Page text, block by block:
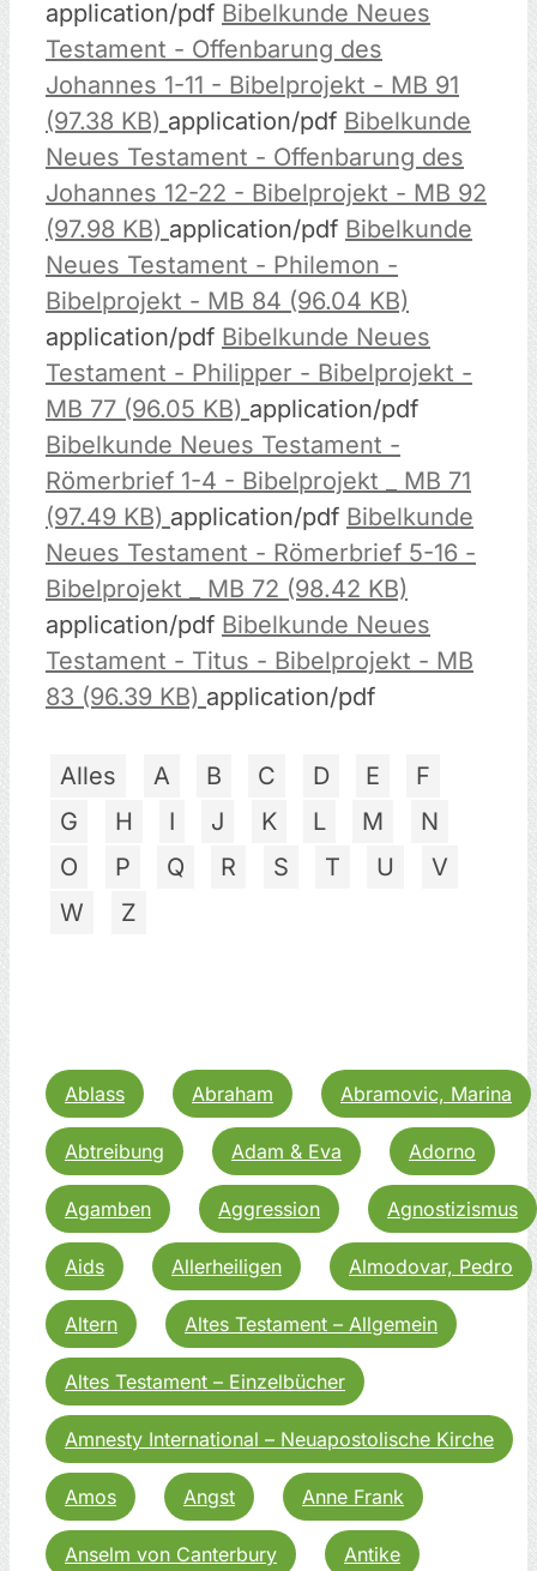
application/pdf Bibelkunde Neues
Testament - Offenbarung des
Johannes 1-11 - Bibelprojekt - MB 91
(97.38 KB) application/pdf Bibelkunde
Neues Testament - Offenbarung des
Johannes 12-22 - Bibelprojekt - MB 92
(97.98 KB) application/pdf Bibelkunde
Neues Testament - Philemon -
Bibelprojekt - MB 84 (96.04 KB)
application/pdf Bibelkunde Neues
Testament - Philipper - Bibelprojekt -
MB 77 (96.05 KB) application/pdf
Bibelkunde Neues Testament -
Römerbrief 1-4 - Bibelprojekt _ MB 71
(97.49 KB) application/pdf Bibelkunde
Neues Testament - Römerbrief 5-16 -
Bibelprojekt _ MB 72 (98.42 KB)
application/pdf Bibelkunde Neues
Testament - Titus - Bibelprojekt - MB
83 (96.39 KB) application/pdf
Alles A B C D E
F
G
H I J K L M
N
O
P Q R S T U
V
W
Z
Ablass Abraham Abramovic, Marina
Abtreibung Adam & Eva Adorno
Agamben Aggression Agnostizismus
Aids Allerheiligen Almodovar, Pedro
Altern Altes Testament – Allgemein
Altes Testament – Einzelbücher
Amnesty International – Neuapostolische Kirche
Amos Angst Anne Frank
Anselm von Canterbury Antike